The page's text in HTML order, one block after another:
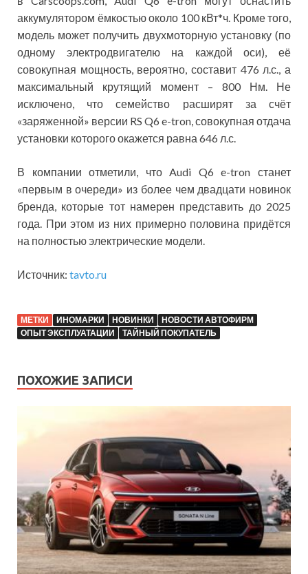
аккумулятором ёмкостью около 100 кВт*ч. Кроме того,
модель может получить двухмоторную установку (по
одному электродвигателю на каждой оси), её
совокупная мощность, вероятно, составит 476 л.с., а
максимальный крутящий момент – 800 Нм. Не
исключено, что семейство расширят за счёт
«заряженной» версии RS Q6 e-tron, совокупная отдача
установки которого окажется равна 646 л.с.
В компании отметили, что Audi Q6 e-tron станет
«первым в очереди» из более чем двадцати новинок
бренда, которые тот намерен представить до 2025
года. При этом из них примерно половина придётся
на полностью электрические модели.
Источник: tavto.ru
МЕТКИ ИНОМАРКИ НОВИНКИ
НОВОСТИ АВТОФИРМ
ОПЫТ ЭКСПЛУАТАЦИИ
ТАЙНЫЙ ПОКУПАТЕЛЬ
ПОХОЖИЕ ЗАПИСИ